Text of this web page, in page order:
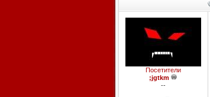
Посетители
;jgtkm
--